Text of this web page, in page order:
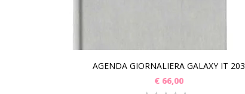
AGENDA GIORNALIERA GALAXY IT 203
€66,00